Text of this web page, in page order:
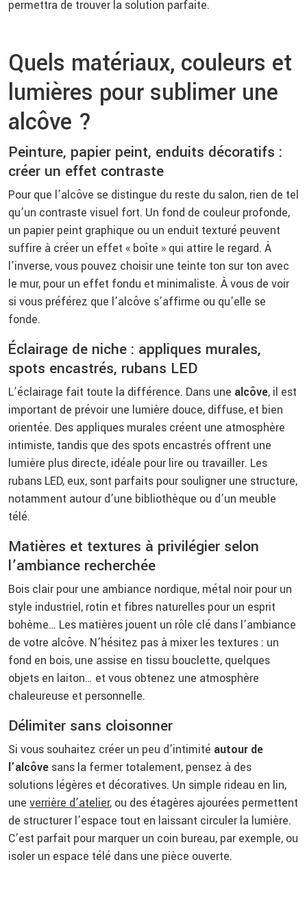
permettra de trouver la solution parfaite.
Quels matériaux, couleurs et
lumières pour sublimer une
alcôve ?
Peinture, papier peint, enduits décoratifs :
créer un effet contraste
Pour que l’alcôve se distingue du reste du salon, rien de tel
qu’un contraste visuel fort. Un fond de couleur profonde,
un papier peint graphique ou un enduit texturé peuvent
suffire à créer un effet « boîte » qui attire le regard. À
l’inverse, vous pouvez choisir une teinte ton sur ton avec
le mur, pour un effet fondu et minimaliste. À vous de voir
si vous préférez que l’alcôve s’affirme ou qu’elle se
fonde.
Éclairage de niche : appliques murales,
spots encastrés, rubans LED
L’éclairage fait toute la différence. Dans une alcôve, il est
important de prévoir une lumière douce, diffuse, et bien
orientée. Des appliques murales créent une atmosphère
intimiste, tandis que des spots encastrés offrent une
lumière plus directe, idéale pour lire ou travailler. Les
rubans LED, eux, sont parfaits pour souligner une structure,
notamment autour d’une bibliothèque ou d’un meuble
télé.
Matières et textures à privilégier selon
l’ambiance recherchée
Bois clair pour une ambiance nordique, métal noir pour un
style industriel, rotin et fibres naturelles pour un esprit
bohème… Les matières jouent un rôle clé dans l’ambiance
de votre alcôve. N’hésitez pas à mixer les textures : un
fond en bois, une assise en tissu bouclette, quelques
objets en laiton… et vous obtenez une atmosphère
chaleureuse et personnelle.
Délimiter sans cloisonner
Si vous souhaitez créer un peu d’intimité autour de
l’alcôve sans la fermer totalement, pensez à des
solutions légères et décoratives. Un simple rideau en lin,
une verrière d’atelier, ou des étagères ajourées permettent
de structurer l’espace tout en laissant circuler la lumière.
C’est parfait pour marquer un coin bureau, par exemple, ou
isoler un espace télé dans une pièce ouverte.